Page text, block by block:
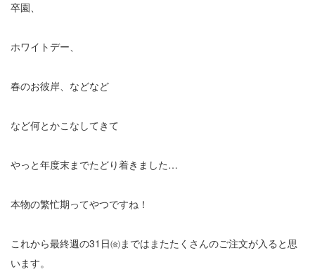
卒園、
ホワイトデー、
春のお彼岸、などなど
など何とかこなしてきて
やっと年度末までたどり着きました…
本物の繁忙期ってやつですね！
これから最終週の31日㈮まではまたたくさんのご注文が入ると思
います。